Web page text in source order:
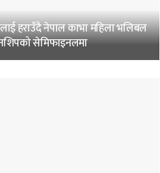
हराउँदै नेपाल काभा महिला भलिबल
सेमिफाइनलमा